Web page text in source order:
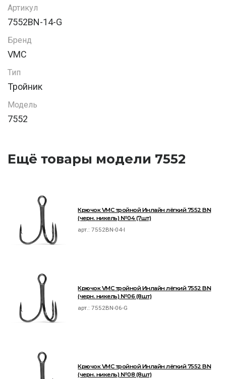
Артикул
7552BN-14-G
Бренд
VMC
Тип
Тройник
Модель
7552
Ещё товары модели 7552
Крючок VMC тройной Инлайн лёгкий 7552 BN
(черн. никель) №04 (7шт)
арт.:7552BN-04-I
Крючок VMC тройной Инлайн лёгкий 7552 BN
(черн. никель) №06 (8шт)
арт.:7552BN-06-G
Крючок VMC тройной Инлайн лёгкий 7552 BN
(черн. никель) №08 (8шт)